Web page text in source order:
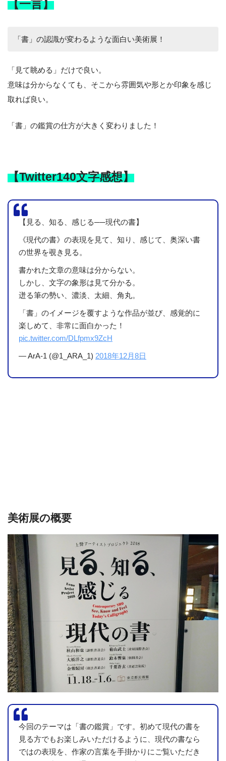
【一言】
「書」の認識が変わるような面白い美術展！
「見て眺める」だけで良い。
意味は分からなくても、そこから雰囲気や形とか印象を感じ
取れば良い。
「書」の鑑賞の仕方が大きく変わりました！
【Twitter140文字感想】
【見る、知る、感じる──現代の書】
《現代の書》の表現を見て、知り、感じて、奥深い書
の世界を覗き見る。
書かれた文章の意味は分からない。
しかし、文字の象形は見て分かる。
迸る筆の勢い、濃淡、太細、角丸。
「書」のイメージを覆すような作品が並び、感覚的に
楽しめて、非常に面白かった！
pic.twitter.com/DLfpmx9ZcH
— ArA-1 (@1_ARA_1) 2018年12月8日
美術展の概要
今回のテーマは「書の鑑賞」です。初めて現代の書を
見る方でもお楽しみいただけるように、現代の書なら
ではの表現を、作家の言葉を手掛かりにご覧いただき